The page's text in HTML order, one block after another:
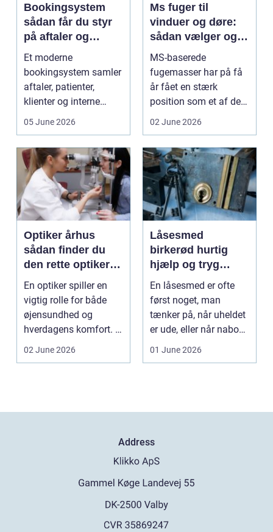
Bookingsystem
sådan får du styr
på aftaler og
arbejdsgange
Et moderne
bookingsystem samler
aftaler, patienter,
klienter og interne
arbejdsgange ét sted. I
05 June 2026
Ms fuger til
vinduer og døre:
sådan vælger og
bruger du dem
rigtigt
MS-baserede
fugemasser har på få
år fået en stærk
position som et af de
mest alsidige valg til
02 June 2026
Optiker århus
sådan finder du
den rette optiker i
byen
En optiker spiller en
vigtig rolle for både
øjensundhed og
hverdagens komfort. I
en by som Aarhus, h...
02 June 2026
Låsesmed
birkerød hurtig
hjælp og tryg
sikring af hjem og
virksomhed
En låsesmed er ofte
først noget, man
tænker på, når uheldet
er ude, eller når naboen
har haft indbru...
01 June 2026
Address